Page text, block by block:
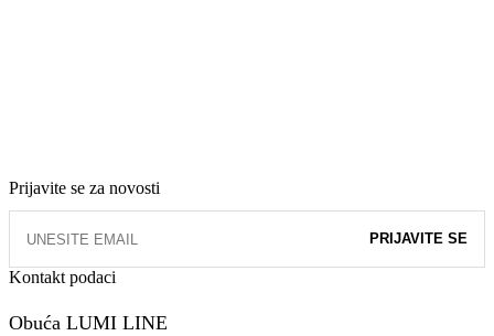
Prijavite se za novosti
Kontakt podaci
Obuća LUMI LINE